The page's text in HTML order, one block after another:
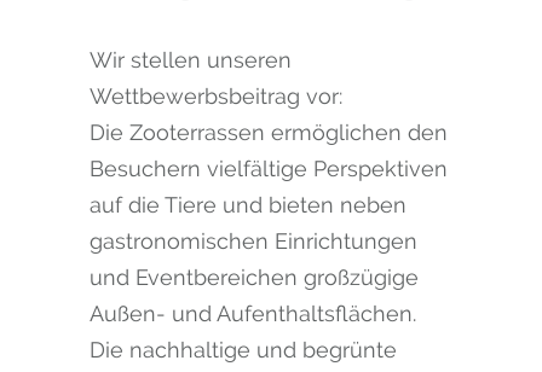
Wir stellen unseren
Wettbewerbsbeitrag vor:
Die Zooterrassen ermöglichen den
Besuchern vielfältige Perspektiven
auf die Tiere und bieten neben
gastronomischen Einrichtungen
und Eventbereichen großzügige
Außen- und Aufenthaltsflächen.
Die nachhaltige und begrünte